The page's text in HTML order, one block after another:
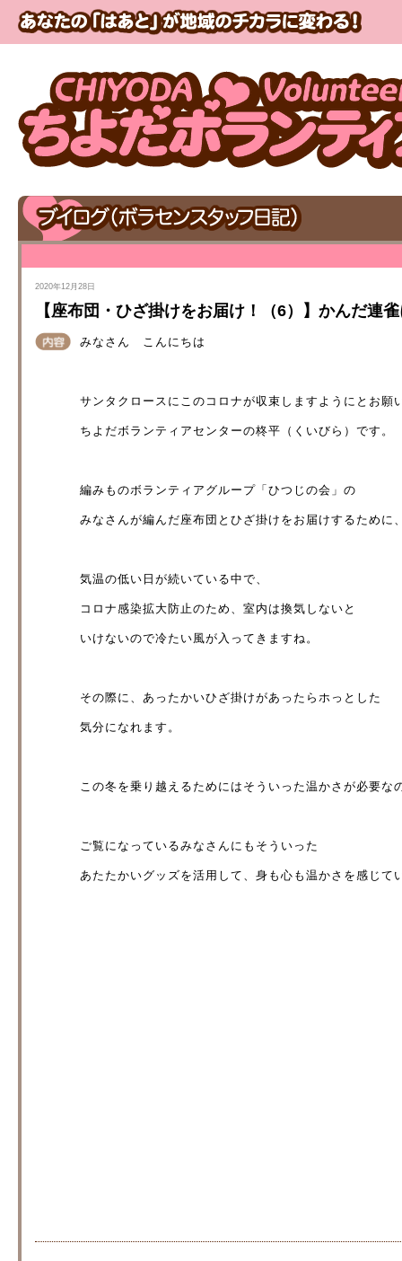
2020年12月28日
【座布団・ひざ掛けをお届け！（6）】かんだ連
みなさん こんにちは
サンタクロースにこのコロナが収束しますようにとお願
ちよだボランティアセンターの柊平（くいびら）です。
編みものボランティアグループ「ひつじの会」の
みなさんが編んだ座布団とひざ掛けをお届けするために
気温の低い日が続いている中で、
コロナ感染拡大防止のため、室内は換気しないと
いけないので冷たい風が入ってきますね。
その際に、あったかいひざ掛けがあったらホっとした
気分になれます。
この冬を乗り越えるためにはそういった温かさが必要な
ご覧になっているみなさんにもそういった
あたたかいグッズを活用して、身も心も温かさを感じて